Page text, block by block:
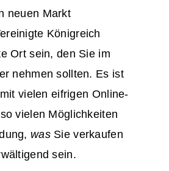
neuen Markt
Königreich
Ort sein, den Sie im
nehmen sollten. Es ist
vielen eifrigen Online-
vielen Möglichkeiten
wasSie verkaufen
sein.